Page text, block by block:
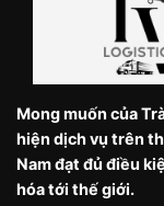
Mong muốn của
hiện dịch vụ trên
Nam đạt đủ điều
hóa tới thế giới.